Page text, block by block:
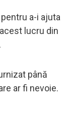
a-i ajuta
lucru din
până
ar fi nevoie.